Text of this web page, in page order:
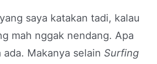
saya katakan tadi, kalau
mah nggak nendang. Apa
ada. Makanya selain Surfing